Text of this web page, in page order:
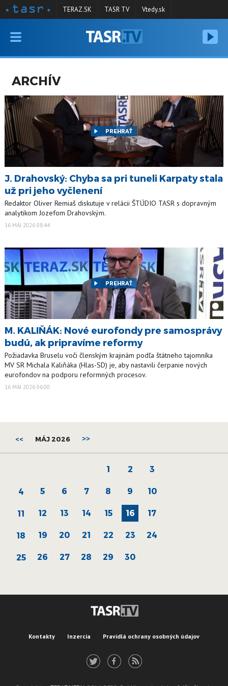
VYSIELANIE
SPRAVODAJSTVO
KONTAKT
ARCHÍV
TERAZ.SK TASR TV Vtedy.sk
ARCHÍV
PREHRAŤ
J. Drahovský: Chyba sa pri tuneli Karpaty stala
už pri jeho vyčlenení
Redaktor Oliver Remiaš diskutuje v relácii ŠTÚDIO TASR s dopravným
analytikom Jozefom Drahovským.
16 MÁJ 2026 08:44
PREHRAŤ
M. KALIŇÁK: Nové eurofondy pre samosprávy
budú, ak pripravíme reformy
Požiadavka Bruselu voči členským krajinám podľa štátneho tajomníka
MV SR Michala Kaliňáka (Hlas-SD) je, aby nastavili čerpanie nových
eurofondov na podporu reformných procesov.
16 MÁJ 2026 06:00
<< MÁJ 2026 >>
1 2 3
4 5 6 7 8 9 10
11 12 13 14 15 16 17
18 19 20 21 22 23 24
25 26 27 28 29 30
Kontakty Inzercia Pravidlá ochrany osobných údajov